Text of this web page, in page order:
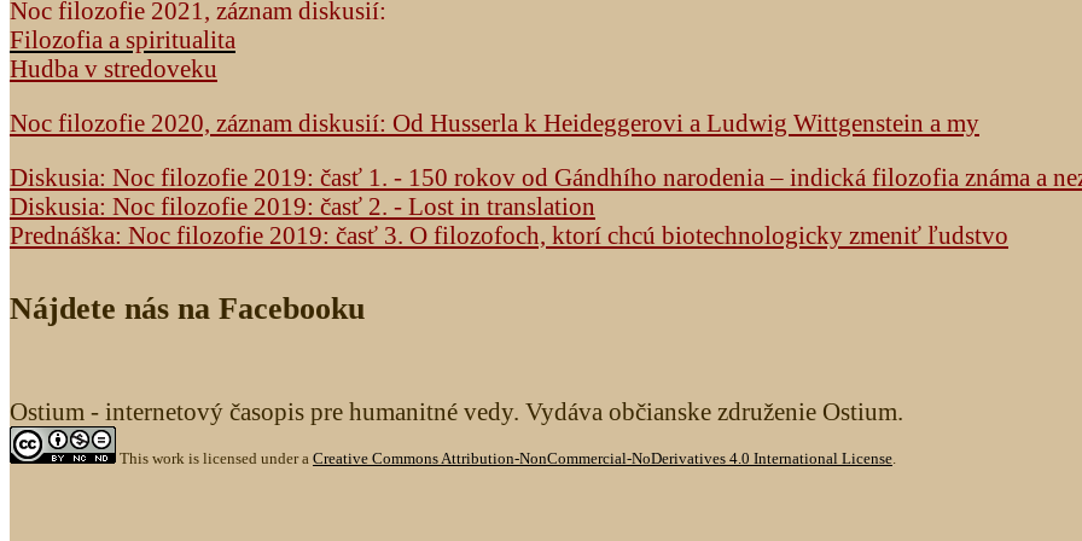
Noc filozofie 2021, záznam diskusií:
Filozofia a spiritualita
Hudba v stredoveku
Noc filozofie 2020, záznam diskusií: Od Husserla k Heideggerovi a Ludwig Wittgenstein a my
Diskusia: Noc filozofie 2019: časť 1. - 150 rokov od Gándhího narodenia – indická filozofia známa a
Diskusia: Noc filozofie 2019: časť 2. - Lost in translation
Prednáška: Noc filozofie 2019: časť 3. O filozofoch, ktorí chcú biotechnologicky zmeniť ľudstvo
Nájdete nás na Facebooku
Ostium - internetový časopis pre humanitné vedy. Vydáva občianske združenie Ostium.
This work is licensed under a Creative Commons Attribution-NonCommercial-NoDerivatives 4.0 International License.